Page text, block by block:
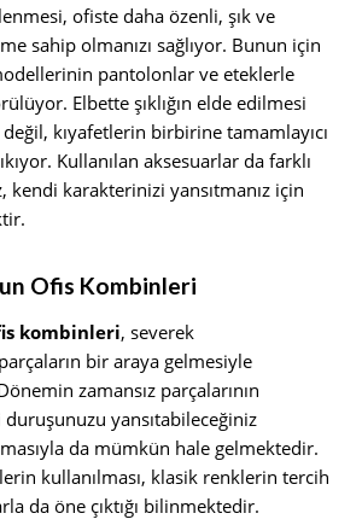
ofiste daha özenli, şık ve
sahip olmanızı sağlıyor. Bunun için
pantolonlar ve eteklerle
Elbette şıklığın elde edilmesi
kıyafetlerin birbirine tamamlayıcı
Kullanılan aksesuarlar da farklı
kendi karakterinizi yansıtmanız için
Ofis Kombinleri
kombinleri, severek
bir araya gelmesiyle
zamansız parçalarının
duruşunuzu yansıtabileceğiniz
da mümkün hale gelmektedir.
kullanılması, klasik renklerin tercih
da öne çıktığı bilinmektedir.